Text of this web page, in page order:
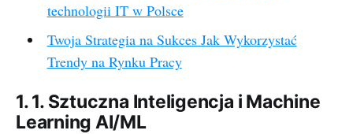
technologii IT w Polsce
Twoja Strategia na Sukces Jak Wykorzystać
Trendy na Rynku Pracy
1. 1. Sztuczna Inteligencja i Machine
Learning AI/ML